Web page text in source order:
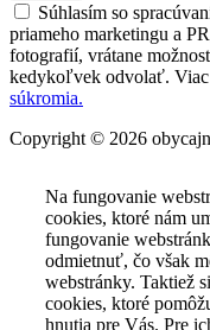
Súhlasím so
priameho marketingu a
fotografií, vrátane
kedykoľvek odvolať.
súkromia.
Copyright © 2026
Na fungovanie
cookies, ktoré nám
fungovanie
odmietnuť, čo však
webstránky. Taktiež
cookies, ktoré
hnutia pre Vás. Pre